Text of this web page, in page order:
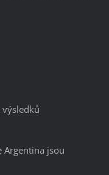
Argentina jsou